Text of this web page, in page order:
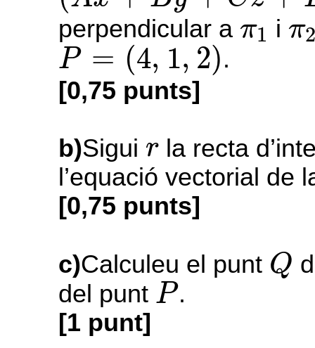
perpendicular a π1
π1i π
π
P = (4, 1, 2)
P=(4,1,2)
.
[0,75 punts]
b)Sigui r
r la recta
l’equació vectorial de
[0,75 punts]
c)Calculeu el punt Q
Q
del punt P
P.
[1 punt]